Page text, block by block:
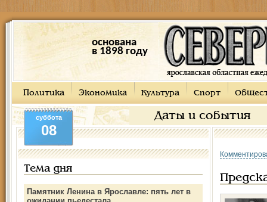
основана
в 1898 году
Политика Экономика Культура Спорт
Даты и события
суббота
08
Тема дня
Памятник Ленина в Ярославле: пять лет в